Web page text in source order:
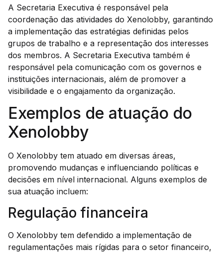
A Secretaria Executiva é responsável pela
coordenação das atividades do Xenolobby, garantindo
a implementação das estratégias definidas pelos
grupos de trabalho e a representação dos interesses
dos membros. A Secretaria Executiva também é
responsável pela comunicação com os governos e
instituições internacionais, além de promover a
visibilidade e o engajamento da organização.
Exemplos de atuação do
Xenolobby
O Xenolobby tem atuado em diversas áreas,
promovendo mudanças e influenciando políticas e
decisões em nível internacional. Alguns exemplos de
sua atuação incluem:
Regulação financeira
O Xenolobby tem defendido a implementação de
regulamentações mais rígidas para o setor financeiro,